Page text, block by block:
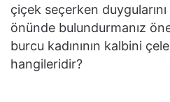
çiçek seçerken
önünde bulundurmanız
burcu kadınının kalbini
hangileridir?